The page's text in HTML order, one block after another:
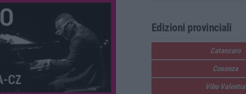
Edizioni provinciali
Catanzaro
Cosenza
Vibo Valentia